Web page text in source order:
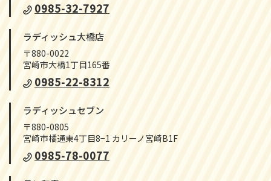
0985-32-7927
ラディッシュ大橋店
〒880-0022
宮崎市大橋1丁目165番
0985-22-8312
ラディッシュセブン
〒880-0805
宮崎市橘通東4丁目8−1 カリーノ宮崎B1F
0985-78-0077